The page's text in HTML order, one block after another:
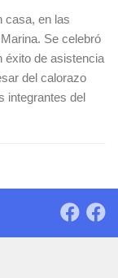
casa, en las
Se celebró
éxito de asistencia
del calorazo
integrantes del